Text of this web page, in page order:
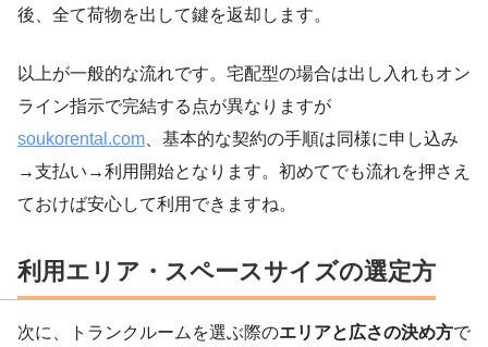
後、全て荷物を出して鍵を返却します。
以上が一般的な流れです。宅配型の場合は出し入れもオン
ライン指示で完結する点が異なりますが
soukorental.com 、基本的な契約の手順は同様に申し込み
→支払い→利用開始となります。初めてでも流れを押さえ
ておけば安心して利用できますね。
利用エリア・スペースサイズの選定方
次に、トランクルームを選ぶ際のエリアと広さの決め方で